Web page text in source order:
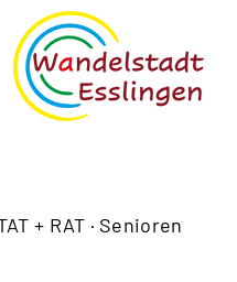
+ RAT · Senioren